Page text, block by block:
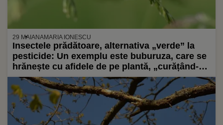
29 MAIANAMARIA IONESCU
Insectele prădătoare, alternativa „verde” la
pesticide: Un exemplu este buburuza, care se
hrănește cu afidele de pe plantă, „curățând-o“
astfel de insectele dăunătoare